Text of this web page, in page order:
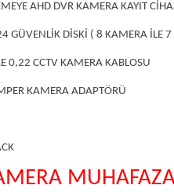
AHD DVR KAMERA KAYIT
GÜVENLİK DİSKİ ( 8 KAMERA İLE 7
0,22 CCTV KAMERA KABLOSU
KAMERA ADAPTÖRÜ